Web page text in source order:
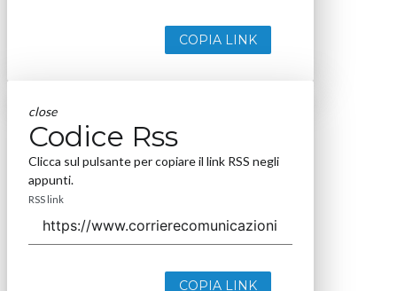
COPIA LINK
close
Codice Rss
Clicca sul pulsante per copiare il link RSS negli
appunti.
RSS link
COPIA LINK